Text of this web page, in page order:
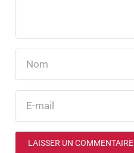
LAISSER UN COMMENTAIRE